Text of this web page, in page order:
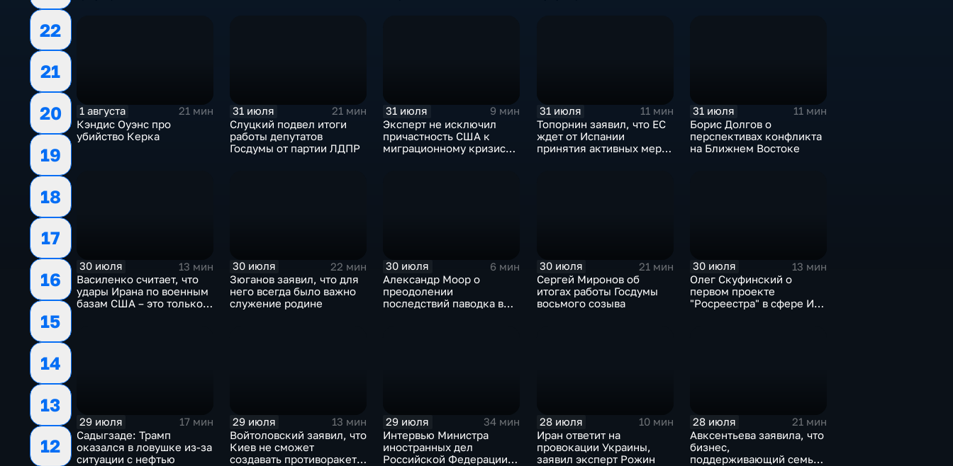
22
21
20
19
18
17
16
15
14
13
12
1 августа
21 мин
Кэндис Оуэнс про
убийство Керка
31 июля
21 мин
Слуцкий подвел итоги
работы депутатов
Госдумы от партии ЛДПР
31 июля
9 мин
Эксперт не исключил
причастность США к
миграционному кризису в
31 июля
11 мин
Топорнин заявил, что ЕС
ждет от Испании
принятия активных мер
31 июля
11 мин
Борис Долгов о
перспективах конфликта
на Ближнем Востоке
30 июля
13 мин
Василенко считает, что
удары Ирана по военным
базам США – это только
30 июля
22 мин
Зюганов заявил, что для
него всегда было важно
служение родине
30 июля
6 мин
Александр Моор о
преодолении
последствий паводка в
30 июля
21 мин
Сергей Миронов об
итогах работы Госдумы
восьмого созыва
30 июля
13 мин
Олег Скуфинский о
первом проекте
"Росреестра" в сфере ИИ
29 июля
17 мин
Садыгзаде: Трамп
оказался в ловушке из-за
ситуации с нефтью
29 июля
13 мин
Войтоловский заявил, что
Киев не сможет
создавать противоракеты
29 июля
34 мин
Интервью Министра
иностранных дел
Российской Федерации,
28 июля
10 мин
Иран ответит на
провокации Украины,
заявил эксперт Рожин
28 июля
21 мин
Авксентьева заявила, что
бизнес,
поддерживающий семьи,